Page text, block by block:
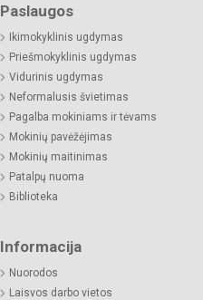
Paslaugos
Ikimokyklinis ugdymas
Priešmokyklinis ugdymas
Vidurinis ugdymas
Neformalusis švietimas
Pagalba mokiniams ir tėvams
Mokinių pavėžėjimas
Mokinių maitinimas
Patalpų nuoma
Biblioteka
Informacija
Nuorodos
Laisvos darbo vietos